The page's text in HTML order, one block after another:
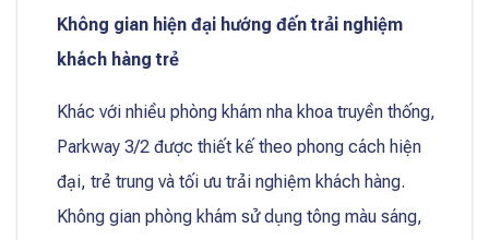
Không gian hiện đại hướng đến trải nghiệm
khách hàng trẻ
Khác với nhiều phòng khám nha khoa truyền thống,
Parkway 3/2 được thiết kế theo phong cách hiện
đại, trẻ trung và tối ưu trải nghiệm khách hàng.
Không gian phòng khám sử dụng tông màu sáng,